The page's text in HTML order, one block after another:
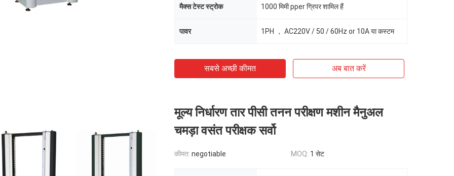
मैक्स टेस्ट स्ट्रोक 1000 मिमी pper ग्रिपर शामिल हैं
पावर 1PH ， AC220V / 50 / 60Hz or 10A या कस्टम
सबसे अच्छी कीमत अब बात करें
मूल्य निर्धारण तार पीसी तनन परीक्षण मशीन मैनुअल
चमड़ा वसंत परीक्षक सर्वो
कीमत: negotiable MOQ: 1 सेट